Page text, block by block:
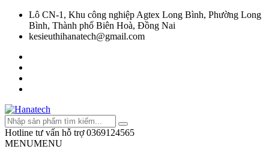
Lô CN-1, Khu công nghiệp Agtex Long Bình, Phường Long
Bình, Thành phố Biên Hoà, Đồng Nai
kesieuthihanatech@gmail.com
Hotline tư vấn hỗ trợ 0369124565
MENUMENU